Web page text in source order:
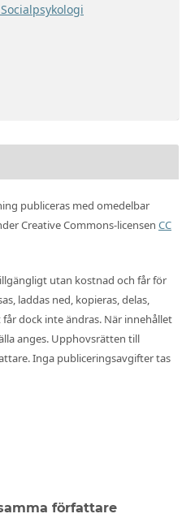
publiceras med omedelbar
Creative Commons-licensen CC
utan kostnad och får för
laddas ned, kopieras, delas,
dock inte ändras. När innehållet
anges. Upphovsrätten till
Inga publiceringsavgifter tas
författare